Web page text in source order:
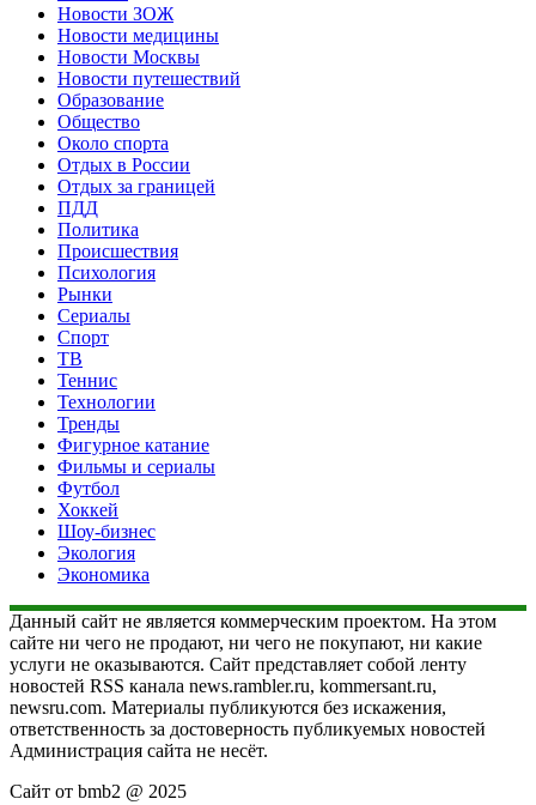
Новости ЗОЖ
Новости медицины
Новости Москвы
Новости путешествий
Образование
Общество
Около спорта
Отдых в России
Отдых за границей
ПДД
Политика
Происшествия
Психология
Рынки
Сериалы
Спорт
ТВ
Теннис
Технологии
Тренды
Фигурное катание
Фильмы и сериалы
Футбол
Хоккей
Шоу-бизнес
Экология
Экономика
Данный сайт не является коммерческим проектом. На этом
сайте ни чего не продают, ни чего не покупают, ни какие
услуги не оказываются. Сайт представляет собой ленту
новостей RSS канала news.rambler.ru, kommersant.ru,
newsru.com. Материалы публикуются без искажения,
ответственность за достоверность публикуемых новостей
Администрация сайта не несёт.
Сайт от bmb2 @ 2025